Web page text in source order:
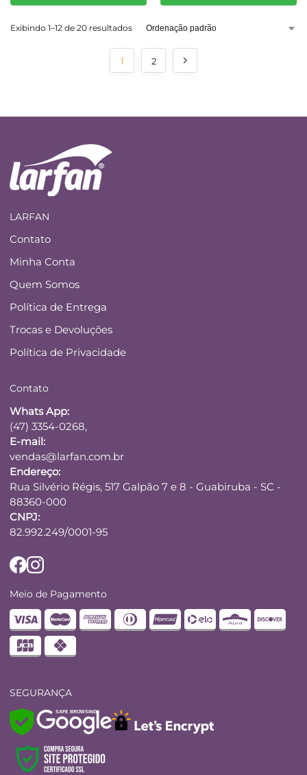
Exibindo 1–12 de 20 resultados
1 2
LARFAN
Contato
Minha Conta
Quem Somos
Política de Entrega
Trocas e Devoluções
Política de Privacidade
Contato
Whats App:
(47) 3354-0268,
E-mail:
vendas@larfan.com.br
Endereço:
Rua Silvério Régis, 517 Galpão 7 e 8 - Guabiruba - SC -
88360-000
CNPJ:
82.992.249/0001-95
Meio de Pagamento
SEGURANÇA
SAFE BROWSING